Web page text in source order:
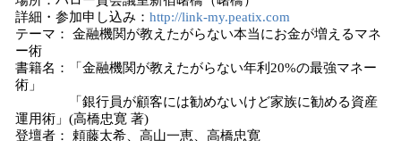
詳細・参加申し込み： http://link-my.peatix.com
テーマ： 金融機関が教えたがらない本当にお金が増えるマネ
ー術
書籍名：「金融機関が教えたがらない年利20%の最強マネー
術」
「銀行員が顧客には勧めないけど家族に勧める資産
運用術」(高橋忠寛 著)
登壇者： 頼藤太希、高山一恵、高橋忠寛